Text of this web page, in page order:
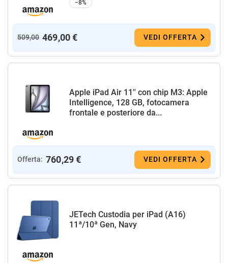
−8%
509,00 469,00 € VEDI OFFERTA
Apple iPad Air 11'' con chip M3: Apple
Intelligence, 128 GB, fotocamera
frontale e posteriore da...
Offerta: 760,29 € VEDI OFFERTA
JETech Custodia per iPad (A16)
11ª/10ª Gen, Navy